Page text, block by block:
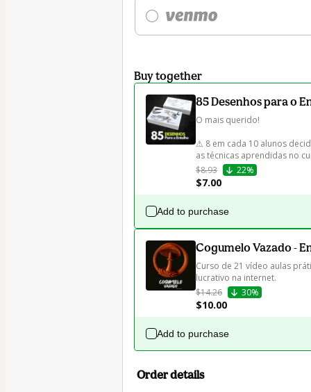
Buy together
85 Desenhos para o
O mais querido!
⚠ 8 em cada 10 alunos
$8.93
22%
$7.00
Add to purchase
Cogumelo Vazado -
Curso de 21 vídeo aulas
lucrativo na internet.
$14.26
30%
$10.00
Add to purchase
Order details